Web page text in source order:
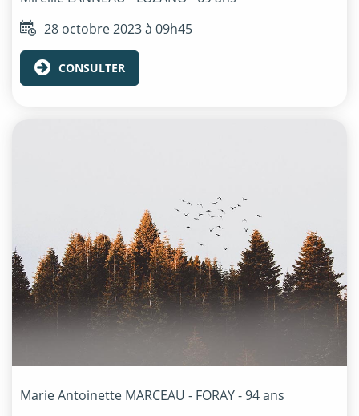
28 octobre 2023 à 09h45
CONSULTER
Marie Antoinette MARCEAU - FORAY- 94 ans